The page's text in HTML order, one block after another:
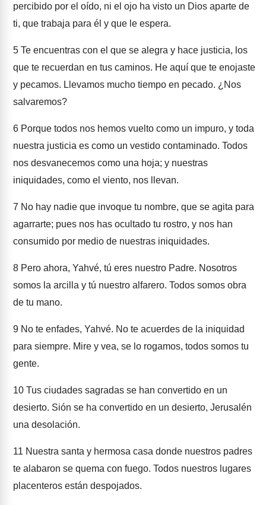
percibido por el oído, ni el ojo ha visto un Dios aparte de
ti, que trabaja para él y que le espera.
5 Te encuentras con el que se alegra y hace justicia, los
que te recuerdan en tus caminos. He aquí que te enojaste
y pecamos. Llevamos mucho tiempo en pecado. ¿Nos
salvaremos?
6 Porque todos nos hemos vuelto como un impuro, y toda
nuestra justicia es como un vestido contaminado. Todos
nos desvanecemos como una hoja; y nuestras
iniquidades, como el viento, nos llevan.
7 No hay nadie que invoque tu nombre, que se agita para
agarrarte; pues nos has ocultado tu rostro, y nos han
consumido por medio de nuestras iniquidades.
8 Pero ahora, Yahvé, tú eres nuestro Padre. Nosotros
somos la arcilla y tú nuestro alfarero. Todos somos obra
de tu mano.
9 No te enfades, Yahvé. No te acuerdes de la iniquidad
para siempre. Mire y vea, se lo rogamos, todos somos tu
gente.
10 Tus ciudades sagradas se han convertido en un
desierto. Sión se ha convertido en un desierto, Jerusalén
una desolación.
11 Nuestra santa y hermosa casa donde nuestros padres
te alabaron se quema con fuego. Todos nuestros lugares
placenteros están despojados.